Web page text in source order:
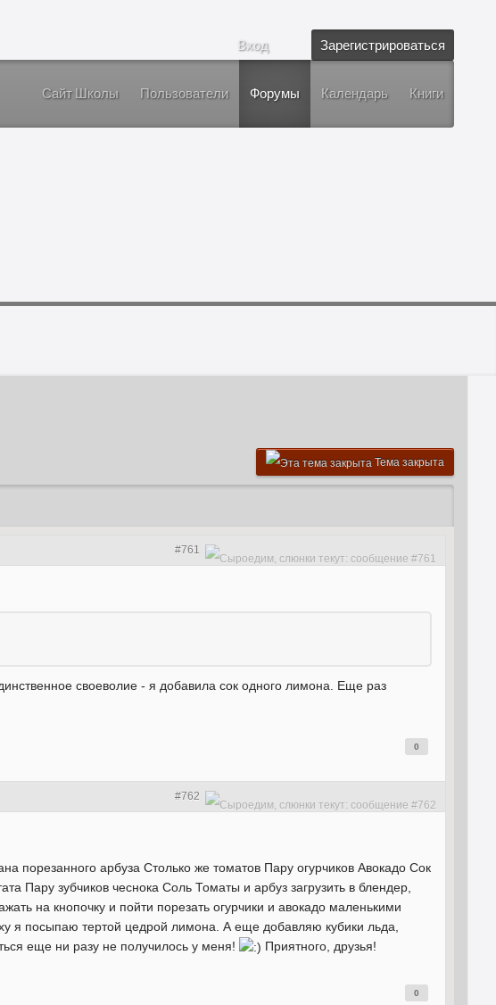
Вход Зарегистрироваться
Сайт Школы Пользователи Форумы Календарь Книги
Тема закрыта
#761
своеволие - я добавила сок одного лимона. Еще раз
0
#762
порезанного арбуза Столько же томатов Пару огурчиков Авокадо Сок
Пару зубчиков чеснока Соль Томаты и арбуз загрузить в блендер,
на кнопочку и пойти порезать огурчики и авокадо маленькими
я посыпаю тертой цедрой лимона. А еще добавляю кубики льда,
еще ни разу не получилось у меня!
Приятного, друзья!
0